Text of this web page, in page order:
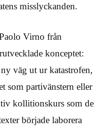
misslyckanden.
Virno från
konceptet:
väg ut ur katastrofen,
som partivänstern eller
kollitionskurs som de
började laborera